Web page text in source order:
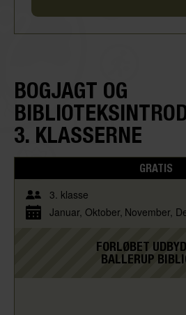
BOGJAGT OG
3. KLASSERNE
GRATIS
3. klasse
Januar Oktober November
FORLØBET
BALLERUP